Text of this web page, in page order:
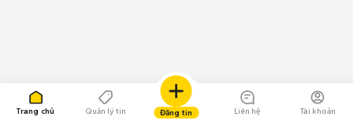
Trang chủ Quản lý tin Đăng tin Liên hệ Tài khoản